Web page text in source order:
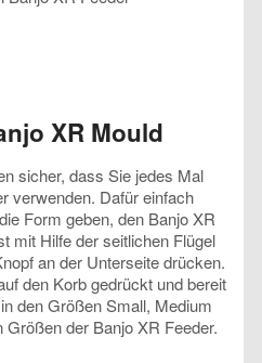
XR Mould
sicher, dass Sie jedes Mal
verwenden. Dafür einfach
Form geben, den Banjo XR
mit Hilfe der seitlichen Flügel
an der Unterseite drücken.
den Korb gedrückt und bereit
den Größen Small, Medium
der Banjo XR Feeder.